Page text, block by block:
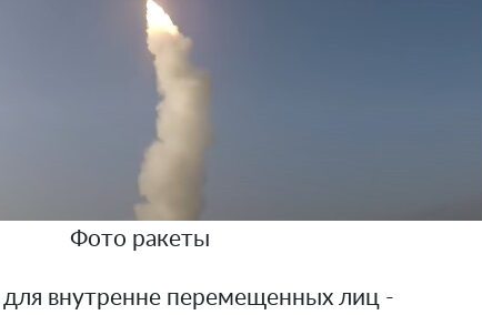
Фото ракеты
внутренне перемещенных лиц -